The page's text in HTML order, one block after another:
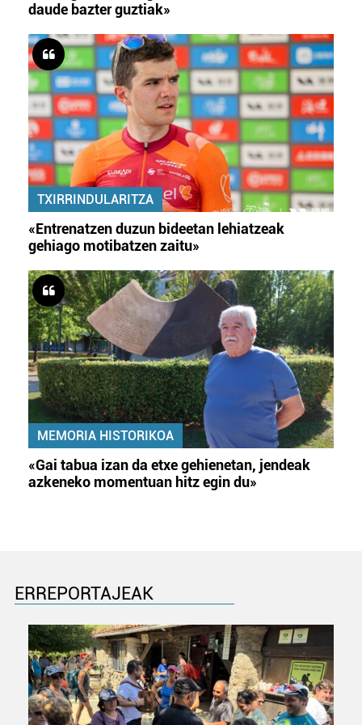
daude bazter guztiak»
TXIRRINDULARITZA
«Entrenatzen duzun bideetan lehiatzeak
gehiago motibatzen zaitu»
MEMORIA HISTORIKOA
«Gai tabua izan da etxe gehienetan, jendeak
azkeneko momentuan hitz egin du»
ERREPORTAJEAK